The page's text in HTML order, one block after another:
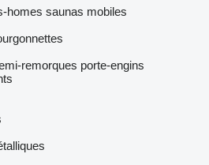
homes saunas mobiles
remorques porte-engins